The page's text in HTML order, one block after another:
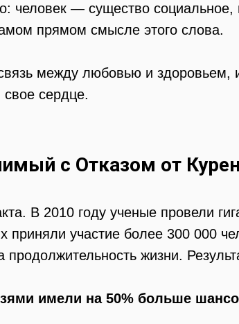
человек — существо социальное,
прямом смысле этого слова.
между любовью и здоровьем,
сердце.
с Отказом от
В 2010 году ученые провели
участие более 300 000
жизни.
имели на 50% больше